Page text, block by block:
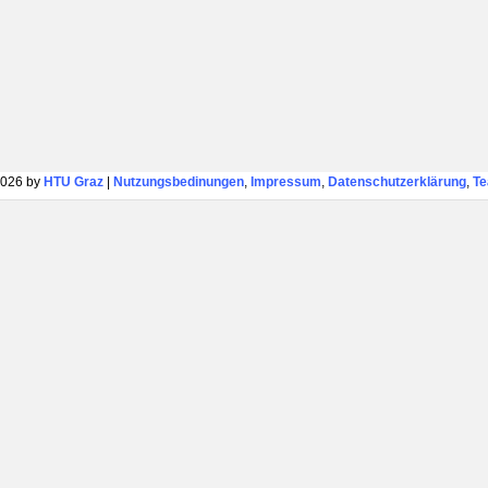
by HTU Graz| Nutzungsbedinungen, Impressum, Datenschutzerklärung,